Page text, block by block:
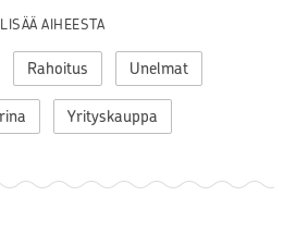
LISÄÄ AIHEESTA
Rahoitus Unelmat
Yrityskauppa